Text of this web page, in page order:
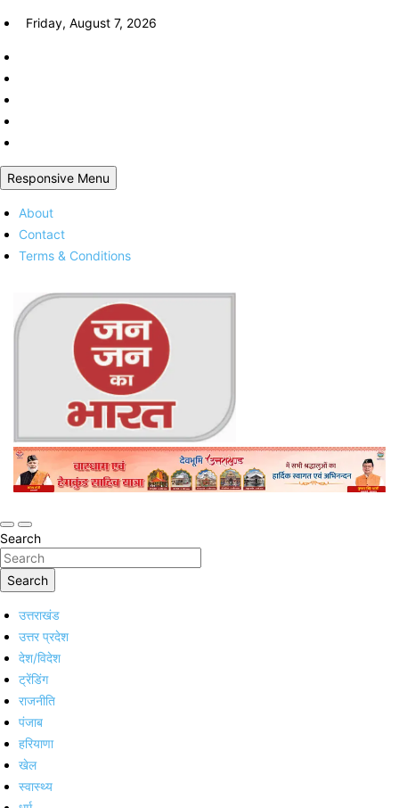
Skip
content
Friday, August 7, 2026
Responsive Menu
About
Contact
Terms & Conditions
Jan Jan Ka Bharat
Online Trending Hindi News Website
Search
Search
उत्तराखंड
उत्तर प्रदेश
देश/विदेश
ट्रेंडिंग
राजनीति
पंजाब
हरियाणा
खेल
स्वास्थ्य